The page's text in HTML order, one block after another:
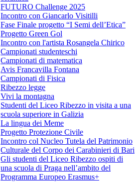
FUTURO Challenge 2025
Incontro con Giancarlo Visitilli
Fase Finale progetto “I Semi dell’Etica”
Progetto Green Gol
Incontro con l'artista Rosangela Chirico
Campionati studenteschi
Campionati di matematica
Avis Francavilla Fontana
Campionati di Fisica
Ribezzo legge
Vivi la montagna
Studenti del Liceo Ribezzo in visita a una
scuola superiore in Galizia
La lingua dei Meme
Progetto Protezione Civile
Incontro col Nucleo Tutela del Patrimonio
Culturale del Corpo dei Carabinieri di Bari
Gli studenti del Liceo Ribezzo ospiti di
una scuola di Praga nell’ambito del
Programma Europeo Erasmus+